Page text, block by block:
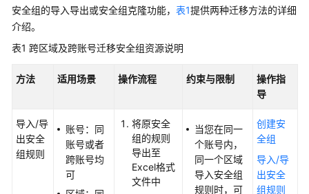
快
速
入
指
南
安全组的导入导出或安全组克隆功能， 表1提供两种迁移方法的详细
介绍。
表1 跨区域及跨账号迁移安全组资源说明
方法 适用场景 操作流程 约束与限制
操作指
导
导入/导
出安全
组规则
账号：同
账号或者
跨账号均
可
将原安全
组的规则
导出至
Excel格式
文件中
当您在同一
个账号内，
同一个区域
导入安全组
规则时，可
创建安
全组
导入/导
出安全
组规则